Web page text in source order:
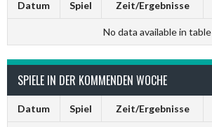
Datum Spiel Zeit/Ergebnisse
No data available in table
SPIELE IN DER KOMMENDEN WOCHE
Datum Spiel Zeit/Ergebnisse